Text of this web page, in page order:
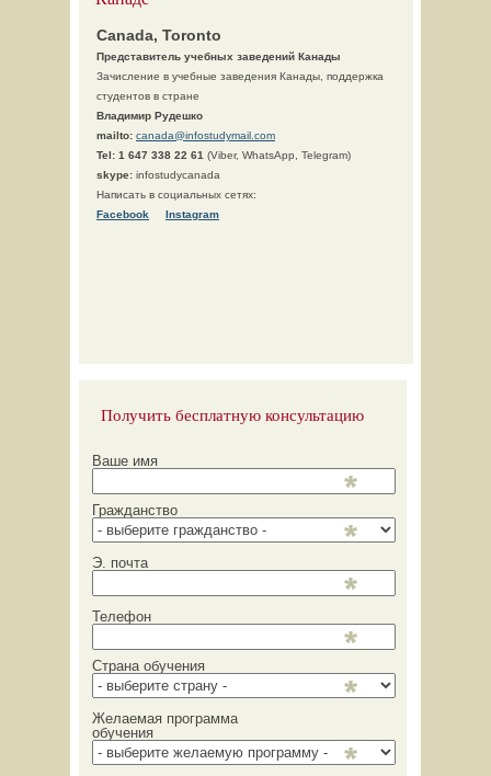
Canada, Toronto
Представитель учебных заведений Канады
Зачисление в учебные заведения Канады, поддержка
студентов в стране
Владимир Рудешко
mailto: canada@infostudymail.com
Tel: 1 647 338 22 61 (Viber, WhatsApp, Telegram)
skype: infostudycanada
Написать в социальных сетях:
Facebook
Instagram
Получить бесплатную консультацию
Ваше имя
Гражданство
Э. почта
Телефон
Страна обучения
Желаемая программа
обучения